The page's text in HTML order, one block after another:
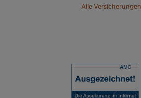
Alle Versicherungen